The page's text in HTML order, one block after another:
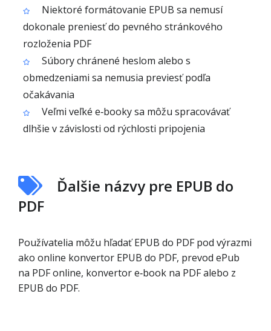
Niektoré formátovanie EPUB sa nemusí
dokonale preniesť do pevného stránkového
rozloženia PDF
Súbory chránené heslom alebo s
obmedzeniami sa nemusia previesť podľa
očakávania
Veľmi veľké e‑booky sa môžu spracovávať
dlhšie v závislosti od rýchlosti pripojenia
Ďalšie názvy pre EPUB do
PDF
Používatelia môžu hľadať EPUB do PDF pod výrazmi
ako online konvertor EPUB do PDF, prevod ePub
na PDF online, konvertor e‑book na PDF alebo z
EPUB do PDF.